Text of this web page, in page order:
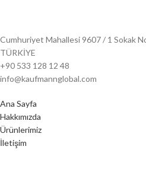
Cumhuriyet Mahallesi 9607 / 1 Sokak
TÜRKİYE
+90 533 128 12 48
info@kaufmannglobal.com
Ana Sayfa
Hakkımızda
Ürünlerimiz
İletişim